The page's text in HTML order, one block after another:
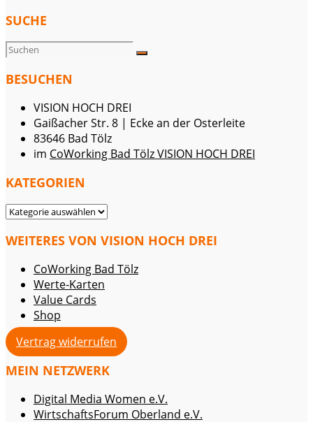
SUCHE
BESUCHEN
VISION HOCH DREI
Gaißacher Str. 8 | Ecke an der Osterleite
83646 Bad Tölz
im CoWorking Bad Tölz VISION HOCH DREI
KATEGORIEN
KATEGORIEN
WEITERES VON VISION HOCH DREI
CoWorking Bad Tölz
Werte-Karten
Value Cards
Shop
Vertrag widerrufen
MEIN NETZWERK
Digital Media Women e.V.
WirtschaftsForum Oberland e.V.